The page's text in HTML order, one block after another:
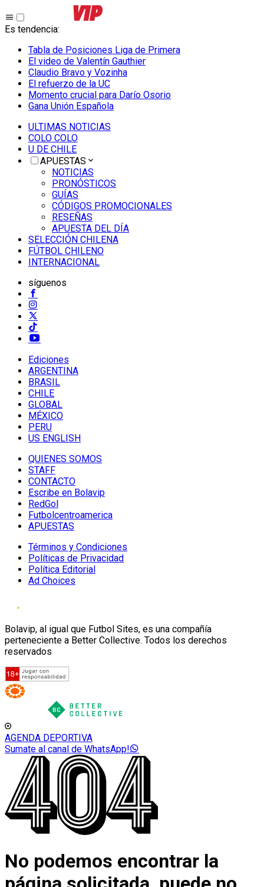
Es tendencia:
Tabla de Posiciones Liga de Primera
El video de Valentín Gauthier
Claudio Bravo y Vozinha
El refuerzo de la UC
Momento crucial para Darío Osorio
Gana Unión Española
ULTIMAS NOTICIAS
COLO COLO
U DE CHILE
APUESTAS
NOTICIAS
PRONÓSTICOS
GUÍAS
CÓDIGOS PROMOCIONALES
RESEÑAS
APUESTA DEL DÍA
SELECCIÓN CHILENA
FÚTBOL CHILENO
INTERNACIONAL
síguenos
Ediciones
ARGENTINA
BRASIL
CHILE
GLOBAL
MÉXICO
PERU
US ENGLISH
QUIENES SOMOS
STAFF
CONTACTO
Escribe en Bolavip
RedGol
Futbolcentroamerica
APUESTAS
Términos y Condiciones
Políticas de Privacidad
Política Editorial
Ad Choices
Bolavip, al igual que Futbol Sites, es una compañía
perteneciente a Better Collective. Todos los derechos
reservados
AGENDA DEPORTIVA
Sumate al canal de WhatsApp!
No podemos encontrar la